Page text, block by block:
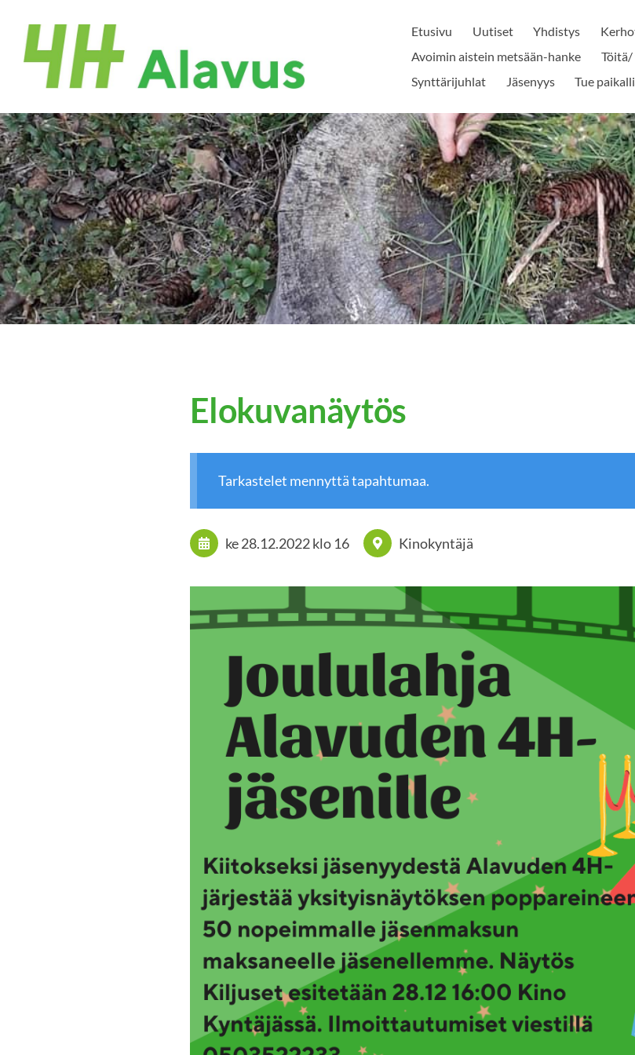
sivun
sisältöön
Alavuden 4H-Yhdistys
Etusivu Uutiset Yhdistys
Avoimin aistein metsään-hanke
Synttärijuhlat
Jäsenyys Tue
Elokuvanäytös
Tarkastelet mennyttä tapahtumaa.
ke 28.12.2022klo 16 Kinokyntäjä